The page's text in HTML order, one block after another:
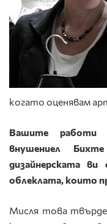
когато оценявам
Вашите работи
внушениел
дизайнерската
облеклата, които
Мисля това